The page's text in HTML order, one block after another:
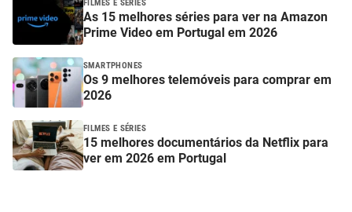
FILMES E SÉRIES
As 15 melhores séries para ver na Amazon
Prime Video em Portugal em 2026
SMARTPHONES
Os 9 melhores telemóveis para comprar em
2026
FILMES E SÉRIES
15 melhores documentários da Netflix para
ver em 2026 em Portugal